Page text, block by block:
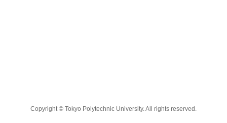
Copyright © Tokyo Polytechnic University. All rights reserved.